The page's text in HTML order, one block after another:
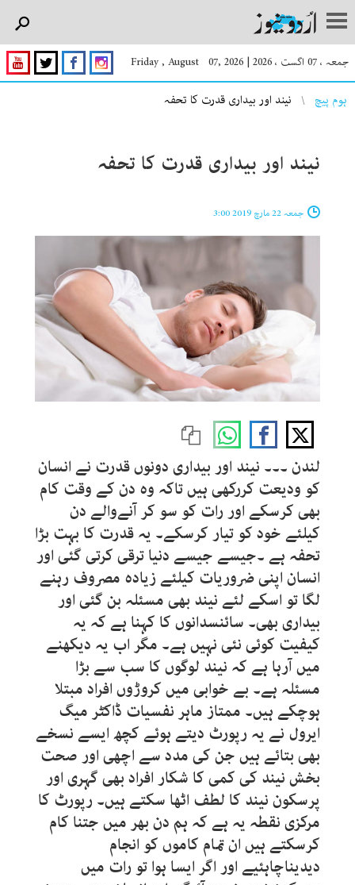
جمعہ ، 07 اگست ، 2026 |
Friday , August 07, 2026
You are here
ہوم پیچ نیند اور بیداری قدرت کا تحفہ
نیند اور بیداری قدرت کا تحفہ
جمعہ 22 مارچ 2019 3:00
لندن ۔۔۔ نیند اور بیداری دونوں قدرت نے انسان
کو ودیعت کررکھی ہیں تاکہ وہ دن کے وقت کام
بھی کرسکے اور رات کو سو کر آنےوالے دن
کیلئے خود کو تیار کرسکے۔ یہ قدرت کا بہت بڑا
تحفہ ہے ۔جیسے جیسے دنیا ترقی کرتی گئی اور
انسان اپنی ضروریات کیلئے زیادہ مصروف رہنے
لگا تو اسکے لئے نیند بھی مسئلہ بن گئی اور
بیداری بھی۔ سائنسدانوں کا کہنا ہے کہ یہ
کیفیت کوئی نئی نہیں ہے۔ مگر اب یہ دیکھنے
میں آرہا ہے کہ نیند لوگوں کا سب سے بڑا
مسئلہ ہے۔ بے خوابی میں کروڑوں افراد مبتلا
ہوچکے ہیں۔ ممتاز ماہر نفسیات ڈاکٹر میگ
ایرول نے یہ رپورٹ دیتے ہوئے کچھ ایسے نسخے
بھی بتائے ہیں جن کی مدد سے اچھی اور صحت
بخش نیند کی کمی کا شکار افراد بھی گہری اور
پرسکون نیند کا لطف اٹھا سکتے ہیں۔ رپورٹ کا
مرکزی نقطہ یہ ہے کہ ہم دن بھر میں جتنا کام
کرسکتے ہیں ان تمام کاموں کو انجام
دیدیناچاہئیے اور اگر ایسا ہوا تو رات میں